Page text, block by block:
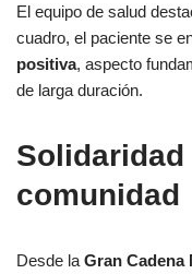
El equipo de salud
cuadro, el paciente se
positiva, aspecto
de larga duración.
comunidad
Desde la Gran Cadena